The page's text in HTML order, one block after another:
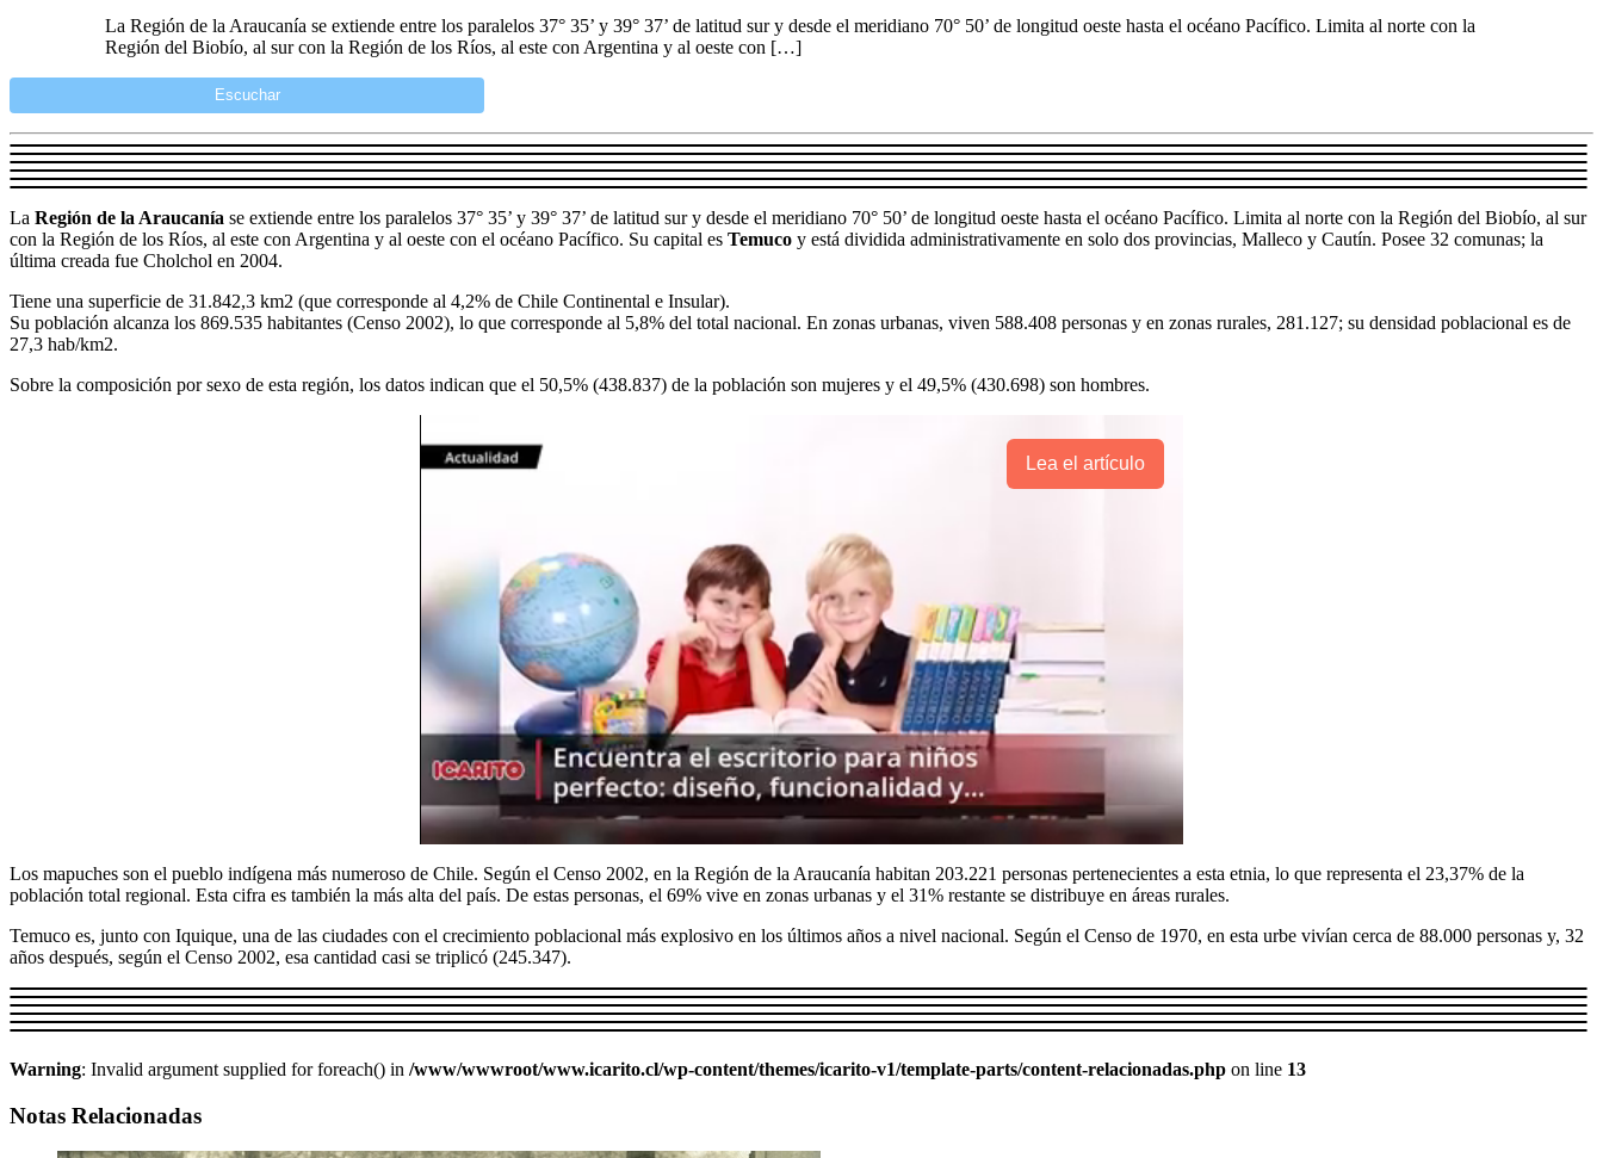
La Región de la Araucanía se extiende entre los paralelos 37° 35’ y 39° 37’ de latitud sur y desde el meridiano 70° 50’ de longitud oeste hasta el océano Pacífico. Limita al norte con la
Región del Biobío, al sur con la Región de los Ríos, al este con Argentina y al oeste con […]
Escuchar
La Región de la Araucanía se extiende entre los paralelos 37° 35’ y 39° 37’ de latitud sur y desde el meridiano 70° 50’ de longitud oeste hasta el océano Pacífico. Limita al norte con la Región del Biobío, al sur
con la Región de los Ríos, al este con Argentina y al oeste con el océano Pacífico. Su capital es Temuco y está dividida administrativamente en solo dos provincias, Malleco y Cautín. Posee 32 comunas; la
última creada fue Cholchol en 2004.
Tiene una superficie de 31.842,3 km2 (que corresponde al 4,2% de Chile Continental e Insular).
Su población alcanza los 869.535 habitantes (Censo 2002), lo que corresponde al 5,8% del total nacional. En zonas urbanas, viven 588.408 personas y en zonas rurales, 281.127; su densidad poblacional es de
27,3 hab/km2.
Sobre la composición por sexo de esta región, los datos indican que el 50,5% (438.837) de la población son mujeres y el 49,5% (430.698) son hombres.
Lea el artículo
Los mapuches son el pueblo indígena más numeroso de Chile. Según el Censo 2002, en la Región de la Araucanía habitan 203.221 personas pertenecientes a esta etnia, lo que representa el 23,37% de la
población total regional. Esta cifra es también la más alta del país. De estas personas, el 69% vive en zonas urbanas y el 31% restante se distribuye en áreas rurales.
Temuco es, junto con Iquique, una de las ciudades con el crecimiento poblacional más explosivo en los últimos años a nivel nacional. Según el Censo de 1970, en esta urbe vivían cerca de 88.000 personas y, 32
años después, según el Censo 2002, esa cantidad casi se triplicó (245.347).
Warning: Invalid argument supplied for foreach() in /www/wwwroot/www.icarito.cl/wp-content/themes/icarito-v1/template-parts/content-relacionadas.php on line 13
Notas Relacionadas